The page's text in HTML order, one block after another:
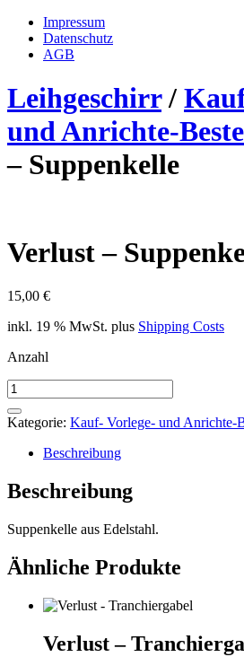
Impressum
Datenschutz
AGB
Leihgeschirr /
und Anrichte-
– Suppenkelle
Verlust –
15,00 €
inkl. 19 % MwSt. plus Shipping Costs
Anzahl
Verlust
-
Suppenkelle
Menge
Kategorie: Kauf- Vorlege- und Anrichte-
Beschreibung
Beschreibung
Suppenkelle aus Edelstahl.
Ähnliche Produkte
Verlust –